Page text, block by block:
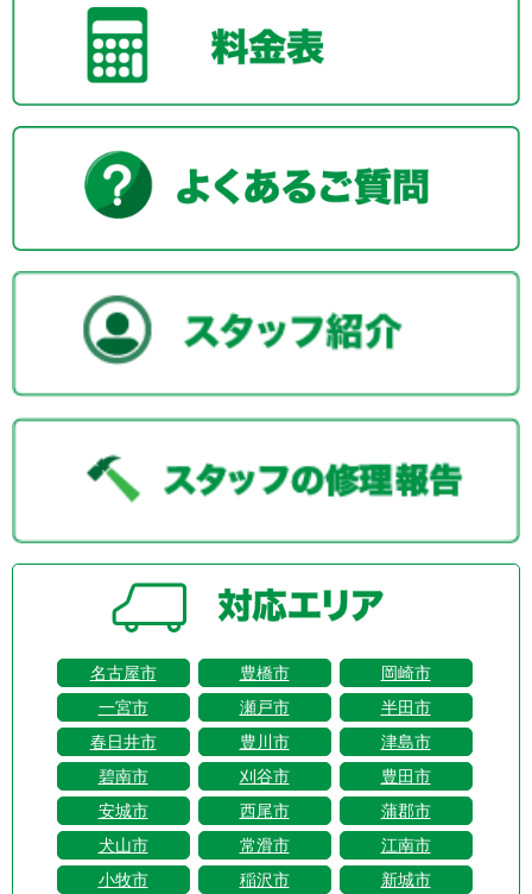
名古屋市 豊橋市
岡崎市
一宮市
瀬戸市
半田市
春日井市
豊川市
津島市
碧南市
刈谷市
豊田市
安城市
西尾市
蒲郡市
犬山市
常滑市
江南市
小牧市
稲沢市
新城市